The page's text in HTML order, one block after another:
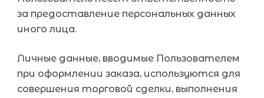
за предоставление персональных данных
иного лица.
Личные данные, вводимые Пользователем
при оформлении заказа, используются для
совершения торговой сделки, выполнения